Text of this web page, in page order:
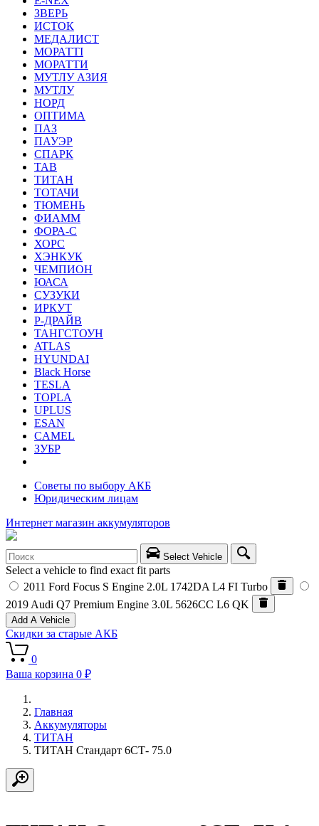
ЗВЕРЬ
ИСТОК
МЕДАЛИСТ
МОРАТТI
МОРАТТИ
МУТЛУ АЗИЯ
МУТЛУ
НОРД
ОПТИМА
ПАЗ
ПАУЭР
СПАРК
ТАВ
ТИТАН
ТОТАЧИ
ТЮМЕНЬ
ФИАММ
ФОРА-С
ХОРС
ХЭНКУК
ЧЕМПИОН
ЮАСА
СУЗУКИ
ИРКУТ
Р-ДРАЙВ
ТАНГСТОУН
ATLAS
HYUNDAI
Black Horse
TESLA
TOPLA
UPLUS
ESAN
CAMEL
ЗУБР
Советы по выбору АКБ
Юридическим лицам
Интернет магазин аккумуляторов
Select Vehicle
Select a vehicle to find exact fit parts
2011 Ford Focus S Engine 2.0L 1742DA L4 FI Turbo
2019 Audi Q7 Premium Engine 3.0L 5626CC L6 QK
Add A Vehicle
Скидки за старые АКБ
0
Ваша корзина 0 ₽
Главная
Аккумуляторы
ТИТАН
ТИТАН Стандарт 6СТ- 75.0